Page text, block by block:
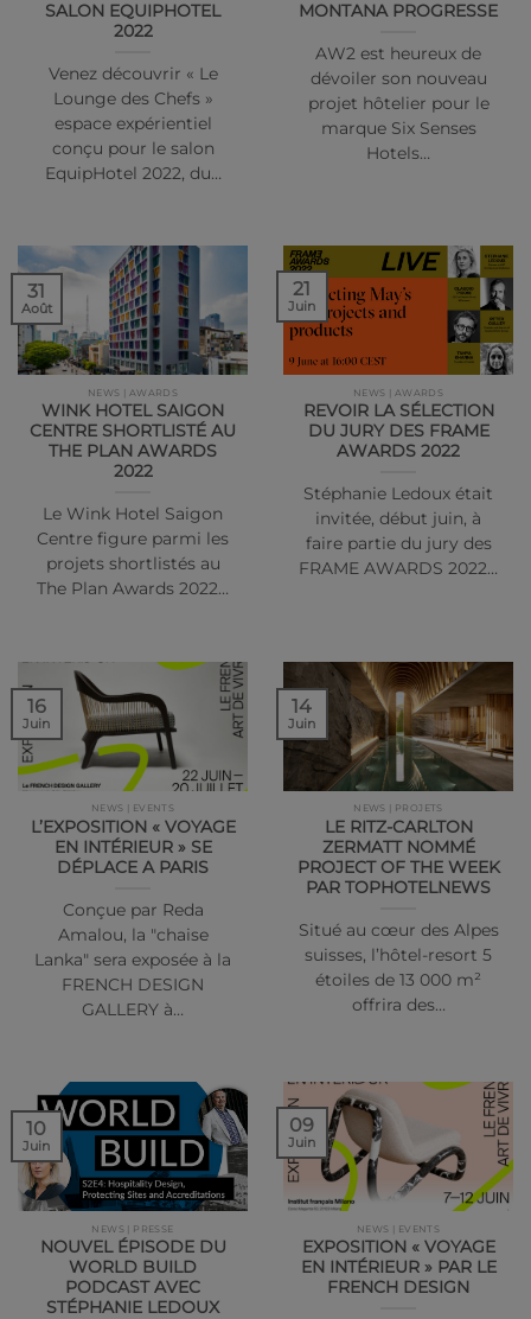
SALON EQUIPHOTEL
2022
Venez découvrir « Le
Lounge des Chefs »
espace expérientiel
conçu pour le salon
EquipHotel 2022, du…
MONTANA PROGRESSE
AW2 est heureux de
dévoiler son nouveau
projet hôtelier pour le
marque Six Senses
Hotels…
NEWS | AWARDS
WINK HOTEL SAIGON
CENTRE SHORTLISTÉ AU
THE PLAN AWARDS
2022
Le Wink Hotel Saigon
Centre figure parmi les
projets shortlistés au
The Plan Awards 2022…
31
Août
NEWS | AWARDS
REVOIR LA SÉLECTION
DU JURY DES FRAME
AWARDS 2022
Stéphanie Ledoux était
invitée, début juin, à
faire partie du jury des
FRAME AWARDS 2022…
21
Juin
NEWS | EVENTS
L’EXPOSITION « VOYAGE
EN INTÉRIEUR » SE
DÉPLACE A PARIS
Conçue par Reda
Amalou, la "chaise
Lanka" sera exposée à la
FRENCH DESIGN
GALLERY à…
16
Juin
NEWS | PROJETS
LE RITZ-CARLTON
ZERMATT NOMMÉ
PROJECT OF THE WEEK
PAR TOPHOTELNEWS
Situé au cœur des Alpes
suisses, l’hôtel-resort 5
étoiles de 13 000 m²
offrira des…
14
Juin
NEWS | PRESSE
NOUVEL ÉPISODE DU
WORLD BUILD
PODCAST AVEC
STÉPHANIE LEDOUX
10
Juin
NEWS | EVENTS
EXPOSITION « VOYAGE
EN INTÉRIEUR » PAR LE
FRENCH DESIGN
09
Juin